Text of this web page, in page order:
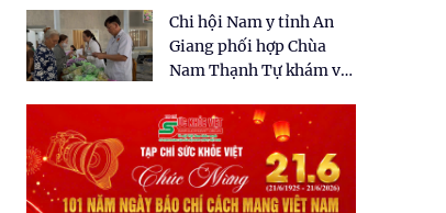
dân tại xã Tân Tập
Chi hội Nam y tỉnh An
Giang phối hợp Chùa
Nam Thạnh Tự khám và
nhân dân